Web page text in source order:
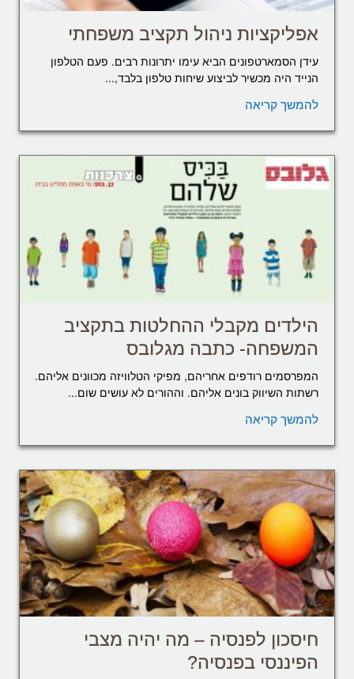
אפליקציות ניהול תקציב משפחתי
עידן הסמארטפונים הביא עימו יתרונות רבים. פעם הטלפון
הנייד היה מכשיר לביצוע שיחות טלפון בלבד,...
להמשך קריאה
הילדים מקבלי ההחלטות בתקציב
המשפחה- כתבה מגלובס
המפרסמים רודפים אחריהם, מפיקי הטלוויזה מכוונים אליהם.
רשתות השיווק בונים אליהם. וההורים לא עושים שום...
להמשך קריאה
חיסכון לפנסיה – מה יהיה מצבי
הפיננסי בפנסיה?